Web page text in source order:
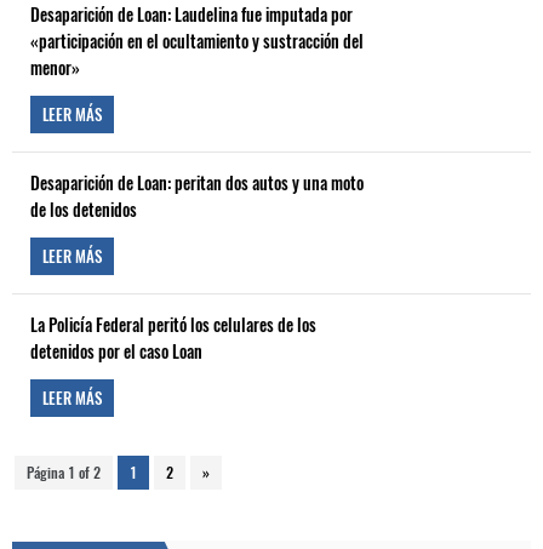
Desaparición de Loan: Laudelina fue imputada por
«participación en el ocultamiento y sustracción del
menor»
LEER MÁS
Desaparición de Loan: peritan dos autos y una moto
de los detenidos
LEER MÁS
La Policía Federal peritó los celulares de los
detenidos por el caso Loan
LEER MÁS
Página 1 of 2 1 2 »